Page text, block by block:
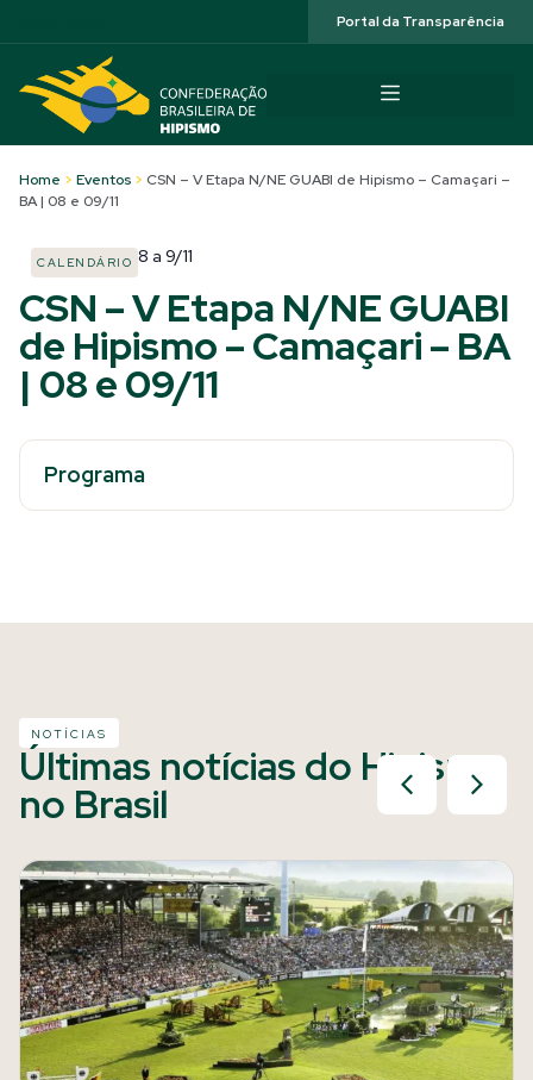
Portal da Transparência
Home > Eventos > CSN – V Etapa N/NE GUABI de Hipismo – Camaçari –
BA | 08 e 09/11
CALENDÁRIO 8 a 9/11
CSN – V Etapa N/NE GUABI
de Hipismo – Camaçari – BA
| 08 e 09/11
Programa
NOTÍCIAS
Últimas notícias do Hipismo
no Brasil